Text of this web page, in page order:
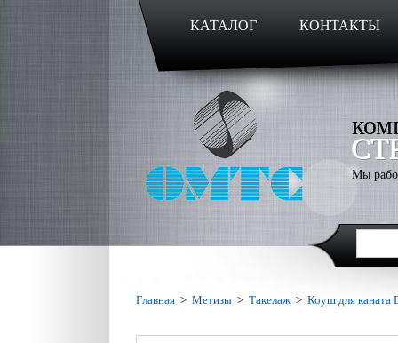
КАТАЛОГ КОНТАКТЫ
Мы
Главная > Метизы > Такелаж > Коуш для каната